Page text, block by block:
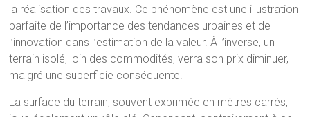
la réalisation des travaux. Ce phénomène est une illustration
parfaite de l’importance des tendances urbaines et de
l’innovation dans l’estimation de la valeur. À l’inverse, un
terrain isolé, loin des commodités, verra son prix diminuer,
malgré une superficie conséquente.
La surface du terrain, souvent exprimée en mètres carrés,